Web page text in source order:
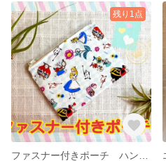
残り1点